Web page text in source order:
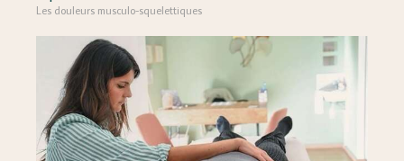
Les douleurs musculo-squelettiques